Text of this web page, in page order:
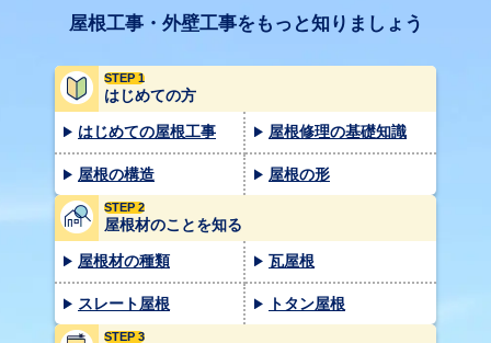
屋根工事・外壁工事をもっと知りましょう
STEP 1
はじめての方
はじめての屋根工事 屋根修理の基礎知識
屋根の構造 屋根の形
STEP 2
屋根材のことを知る
屋根材の種類 瓦屋根
スレート屋根 トタン屋根
STEP 3